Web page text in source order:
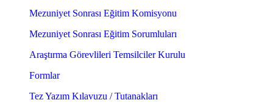
Mezuniyet Sonrası Eğitim Komisyonu
Mezuniyet Sonrası Eğitim Sorumluları
Araştırma Görevlileri Temsilciler Kurulu
Formlar
Tez Yazım Kılavuzu / Tutanakları